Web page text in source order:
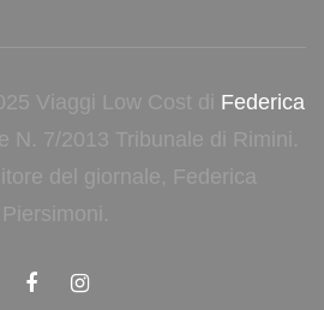
Viaggi Low Cost di Federica
N. 7/2013 Tribunale di Rimini.
del giornale, Federica
Piersimoni.